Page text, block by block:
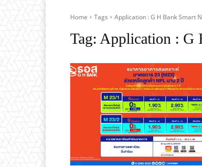
Home Tags Application : G H Bank Smart
Tag: Application : G